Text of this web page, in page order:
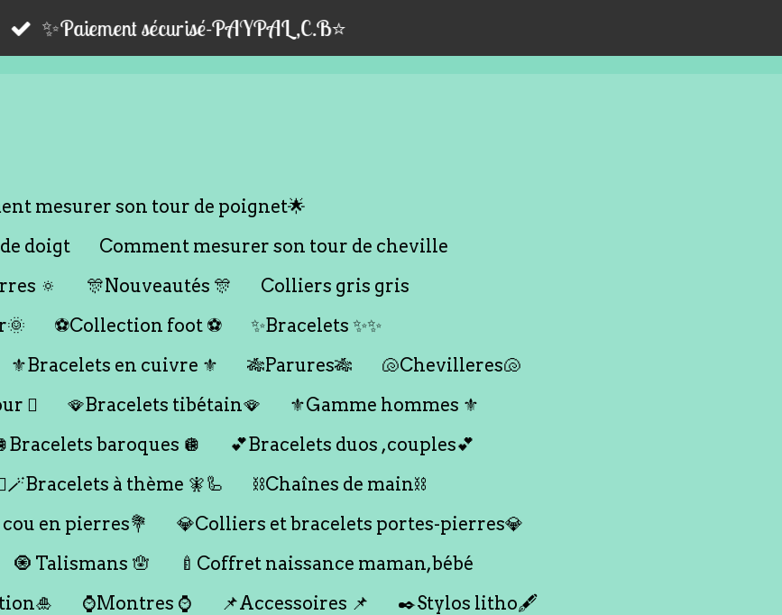
✨Paiement sécurisé-PAYPAL,C.B⭐️
mesurer son tour de poignet🌟
doigt
Comment mesurer son tour de cheville
🔅
🎊Nouveautés 🎊
Colliers gris gris
⚽️Collection foot ⚽️
✨Bracelets ✨✨
⚜️Bracelets en cuivre ⚜️ 🎋Parures🎋
🐚Chevilleres🐚
🪎
🪭Bracelets tibétain🪭
⚜️Gamme hommes ⚜️
baroques 🪩
💕Bracelets duos ,couples💕
à thème 🧚🦾
⛓️Chaînes de main⛓️
en pierres💐
💎Colliers et bracelets portes-pierres💎
🧿 Talismans 🪬
🍼Coffret naissance maman,bébé
⌚️Montres ⌚️ 📌Accessoires 📌
✒️Stylos litho🖋️